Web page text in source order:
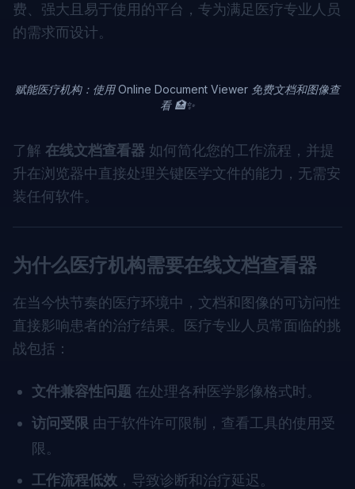
费、强大且易于使用的平台，专为满足医疗专业人员
的需求而设计。
赋能医疗机构：使用 Online Document Viewer 免费文档和图像查
看 🏥✨
了解 在线文档查看器 如何简化您的工作流程，并提
升在浏览器中直接处理关键医学文件的能力，无需安
装任何软件。
为什么医疗机构需要在线文档查看器
在当今快节奏的医疗环境中，文档和图像的可访问性
直接影响患者的治疗结果。医疗专业人员常面临的挑
战包括：
文件兼容性问题 在处理各种医学影像格式时。
访问受限 由于软件许可限制，查看工具的使用受
限。
工作流程低效 ，导致诊断和治疗延迟。